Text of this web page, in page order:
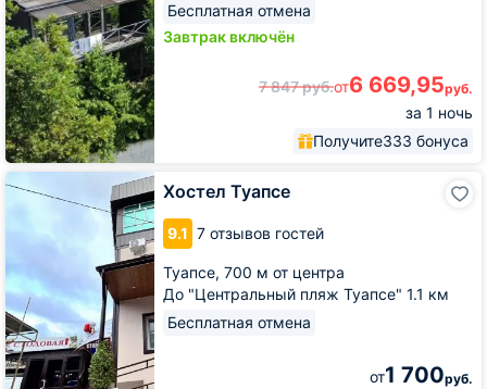
Бесплатная отмена
Завтрак включён
7 847руб.от6 669,95руб.
за 1 ночь
Получите333 бонуса
Хостел Туапсе
9.1 7 отзывов гостей
Туапсе, 700 м от центра
До "Центральный пляж Туапсе" 1.1 км
Бесплатная отмена
от1 700руб.
Хостел
Туапсе